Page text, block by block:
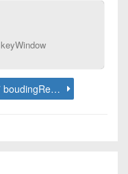
iOS7 boudingRectWithSize用法